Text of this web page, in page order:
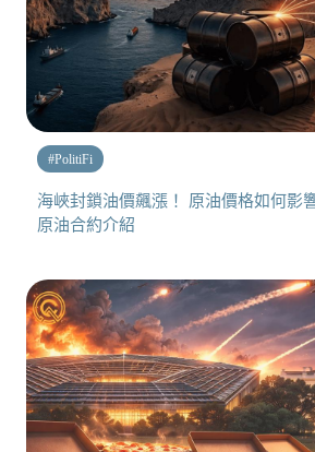
#PolitiFi
海峽封鎖油價飆漲！ 原油價格如何影
原油合約介紹